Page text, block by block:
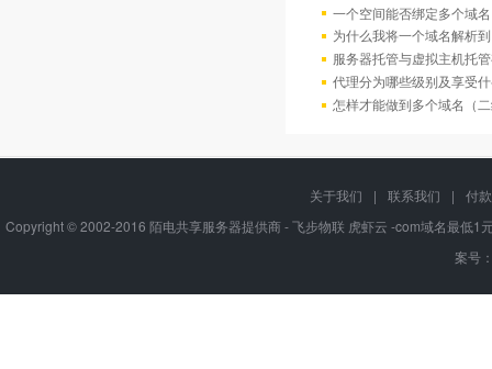
一个空间能否绑定多个域
为什么我将一个域名解析
服务器托管与虚拟主机托
代理分为哪些级别及享受
怎样才能做到多个域名（
关于我们 | 联系我们 |
付
Copyright © 2002-2016 陌电共享服务器提供商 - 飞步物联 虎虾云 -com域名最低
案号